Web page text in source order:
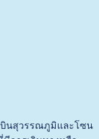
บินสุวรรณภูมิและโซน